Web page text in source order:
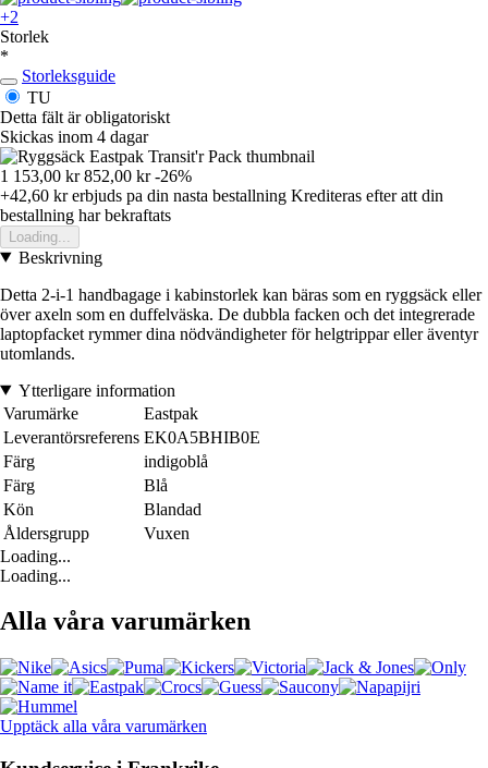
+2
Storlek
*
Storleksguide
TU
Detta fält är obligatoriskt
Skickas inom 4 dagar
1 153,00 kr 852,00 kr -26%
+42,60 krerbjuds pa din nasta bestallning Krediteras efter att din
bestallning har bekraftats
Loading...
Beskrivning
Detta 2-i-1 handbagage i kabinstorlek kan bäras som en ryggsäck eller
över axeln som en duffelväska. De dubbla facken och det integrerade
laptopfacket rymmer dina nödvändigheter för helgtrippar eller äventyr
utomlands.
Ytterligare information
Varumärke
Eastpak
Leverantörsreferens EK0A5BHIB0E
Färg
indigoblå
Färg
Blå
Kön
Blandad
Åldersgrupp
Vuxen
Loading...
Loading...
Alla våra varumärken
Upptäck alla våra varumärken